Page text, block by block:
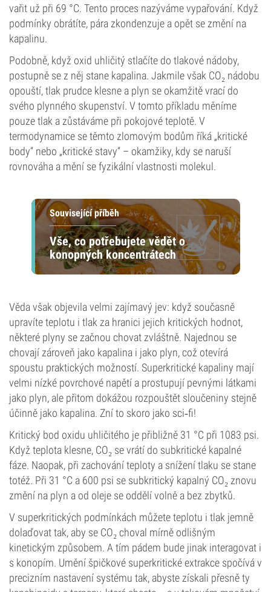
vařit už při 69 °C. Tento proces nazýváme vypařování. Když
podmínky obrátíte, pára zkondenzuje a opět se změní na
kapalinu.
Podobně, když oxid uhličitý stlačíte do tlakové nádoby,
postupně se z něj stane kapalina. Jakmile však CO₂ nádobu
opouští, tlak prudce klesne a plyn se okamžitě vrací do
svého plynného skupenství. V tomto příkladu měníme
pouze tlak a zůstáváme při pokojové teplotě. V
termodynamice se těmto zlomovým bodům říká „kritické
body“ nebo „kritické stavy“ – okamžiky, kdy se naruší
rovnováha a mění se fyzikální vlastnosti molekul.
Související příběh
Vše, co potřebujete vědět o
konopných koncentrátech
Věda však objevila velmi zajímavý jev: když současně
upravíte teplotu i tlak za hranici jejich kritických hodnot,
některé plyny se začnou chovat zvláštně. Najednou se
chovají zároveň jako kapalina i jako plyn, což otevírá
spoustu praktických možností. Superkritické kapaliny mají
velmi nízké povrchové napětí a prostupují pevnými látkami
jako plyn, ale přitom dokážou rozpouštět sloučeniny stejně
účinně jako kapalina. Zní to skoro jako sci‑fi!
Kritický bod oxidu uhličitého je přibližně 31 °C při 1083 psi.
Když teplota klesne, CO₂ se vrátí do subkritické kapalné
fáze. Naopak, při zachování teploty a snížení tlaku se stane
totéž. Při 31 °C a 600 psi se subkritický kapalný CO₂ znovu
změní na plyn a od oleje se oddělí volně a bez zbytků.
V superkritických podmínkách můžete teplotu i tlak jemně
dolaďovat tak, aby se CO₂ choval mírně odlišným
kinetickým způsobem. A tím pádem bude jinak interagovat i
s konopím. Umění špičkové superkritické extrakce spočívá v
precizním nastavení systému tak, abyste získali přesně ty